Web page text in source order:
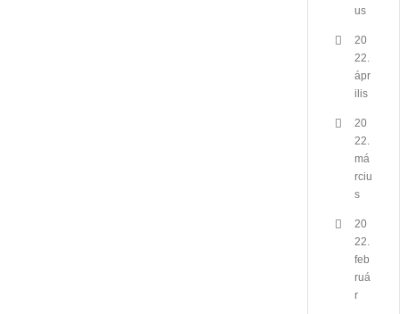
us
20
22.
ápr
ilis
20
22.
má
rciu
s
20
22.
feb
ruá
r